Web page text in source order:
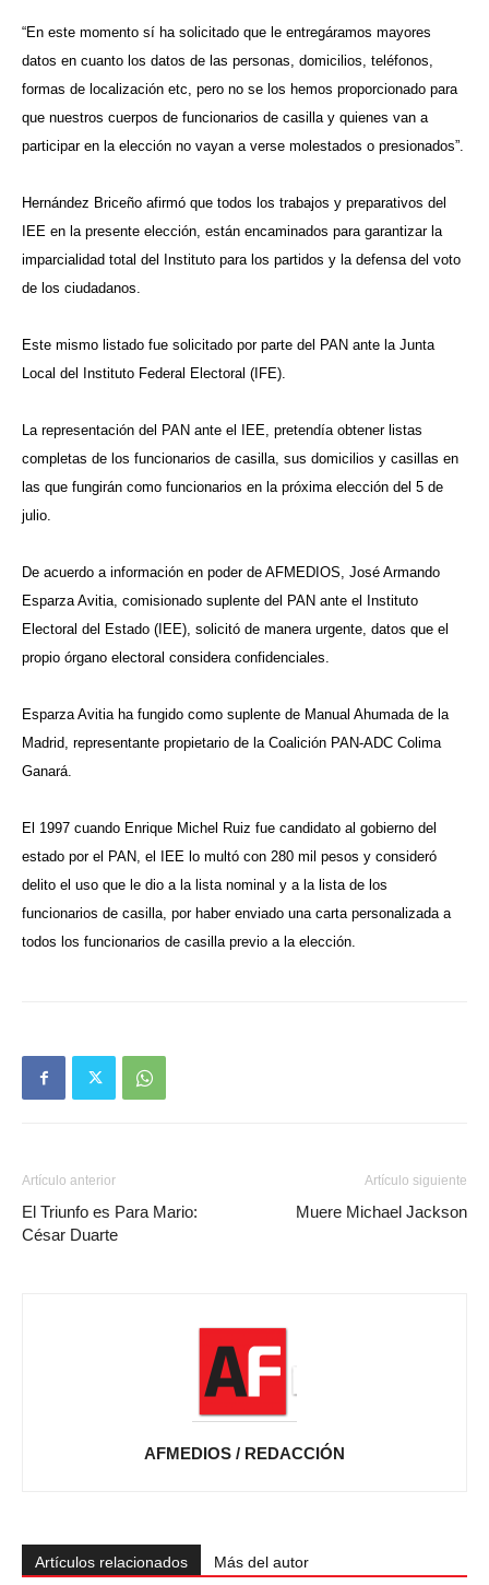
“En este momento sí ha solicitado que le entregáramos mayores
datos en cuanto los datos de las personas, domicilios, teléfonos,
formas de localización etc, pero no se los hemos proporcionado para
que nuestros cuerpos de funcionarios de casilla y quienes van a
participar en la elección no vayan a verse molestados o presionados”.
Hernández Briceño afirmó que todos los trabajos y preparativos del
IEE en la presente elección, están encaminados para garantizar la
imparcialidad total del Instituto para los partidos y la defensa del voto
de los ciudadanos.
Este mismo listado fue solicitado por parte del PAN ante la Junta
Local del Instituto Federal Electoral (IFE).
La representación del PAN ante el IEE, pretendía obtener listas
completas de los funcionarios de casilla, sus domicilios y casillas en
las que fungirán como funcionarios en la próxima elección del 5 de
julio.
De acuerdo a información en poder de AFMEDIOS, José Armando
Esparza Avitia, comisionado suplente del PAN ante el Instituto
Electoral del Estado (IEE), solicitó de manera urgente, datos que el
propio órgano electoral considera confidenciales.
Esparza Avitia ha fungido como suplente de Manual Ahumada de la
Madrid, representante propietario de la Coalición PAN-ADC Colima
Ganará.
El 1997 cuando Enrique Michel Ruiz fue candidato al gobierno del
estado por el PAN, el IEE lo multó con 280 mil pesos y consideró
delito el uso que le dio a la lista nominal y a la lista de los
funcionarios de casilla, por haber enviado una carta personalizada a
todos los funcionarios de casilla previo a la elección.
Artículo anterior
El Triunfo es Para Mario:
César Duarte
Artículo siguiente
Muere Michael Jackson
AFMEDIOS / REDACCIÓN
Artículos relacionados Más del autor